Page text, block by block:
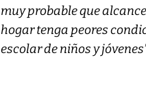
muy probable que
hogar tenga peores
escolar de niños y